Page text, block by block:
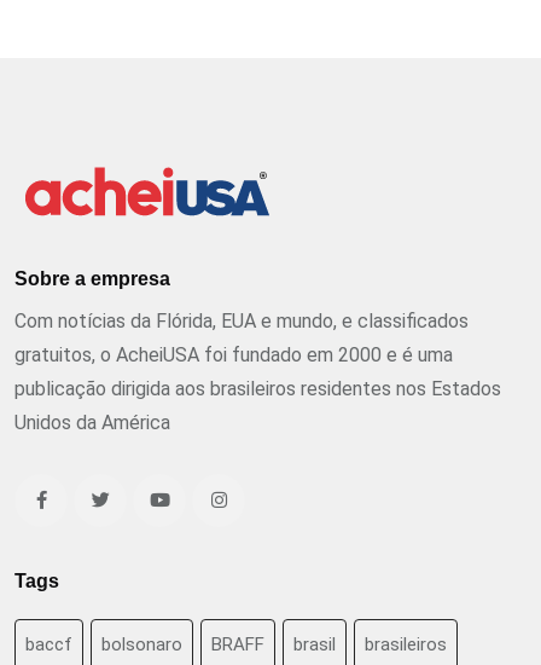
Sobre a empresa
Com notícias da Flórida, EUA e mundo, e classificados
gratuitos, o AcheiUSA foi fundado em 2000 e é uma
publicação dirigida aos brasileiros residentes nos Estados
Unidos da América
Tags
baccf bolsonaro BRAFF brasil brasileiros